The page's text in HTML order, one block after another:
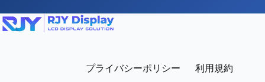
プライバシーポリシー 利用規約